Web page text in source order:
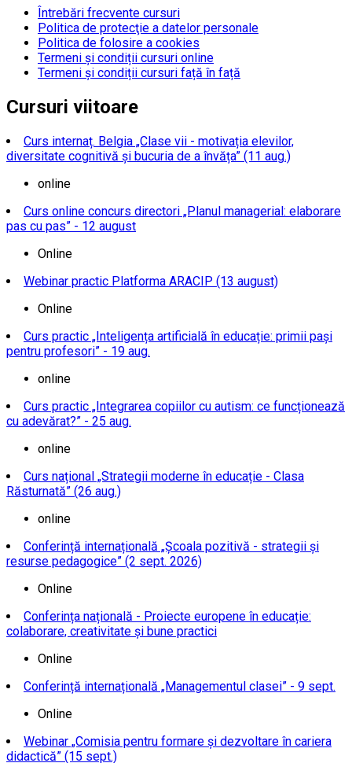
Întrebări frecvente cursuri
Politica de protecţie a datelor personale
Politica de folosire a cookies
Termeni și condiții cursuri online
Termeni și condiții cursuri față în față
Cursuri viitoare
Curs internaț. Belgia „Clase vii - motivația elevilor,
diversitate cognitivă și bucuria de a învăța” (11 aug.)
online
Curs online concurs directori „Planul managerial: elaborare
pas cu pas” - 12 august
Online
Webinar practic Platforma ARACIP (13 august)
Online
Curs practic „Inteligența artificială în educație: primii pași
pentru profesori” - 19 aug.
online
Curs practic „Integrarea copiilor cu autism: ce funcționează
cu adevărat?” - 25 aug.
online
Curs național „Strategii moderne în educație - Clasa
Răsturnată” (26 aug.)
online
Conferință internațională „Școala pozitivă - strategii și
resurse pedagogice” (2 sept. 2026)
Online
Conferința națională - Proiecte europene în educație:
colaborare, creativitate și bune practici
Online
Conferință internațională „Managementul clasei” - 9 sept.
Online
Webinar „Comisia pentru formare și dezvoltare în cariera
didactică” (15 sept.)